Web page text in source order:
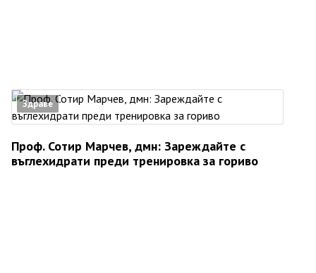
Здраве
Проф. Сотир Марчев, дмн: Зареждайте с
въглехидрати преди тренировка за гориво